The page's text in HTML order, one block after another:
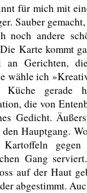
für mich mit
Sauber
noch andere
Karte kommt
an Gerichten,
wähle ich
gerade
die von
Gedicht.
Hauptgang.
gegen
Gang
auf der Haut
abgestimmt.